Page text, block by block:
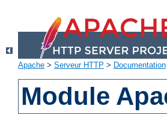
Apache > Serveur HTTP > Documentation
Module